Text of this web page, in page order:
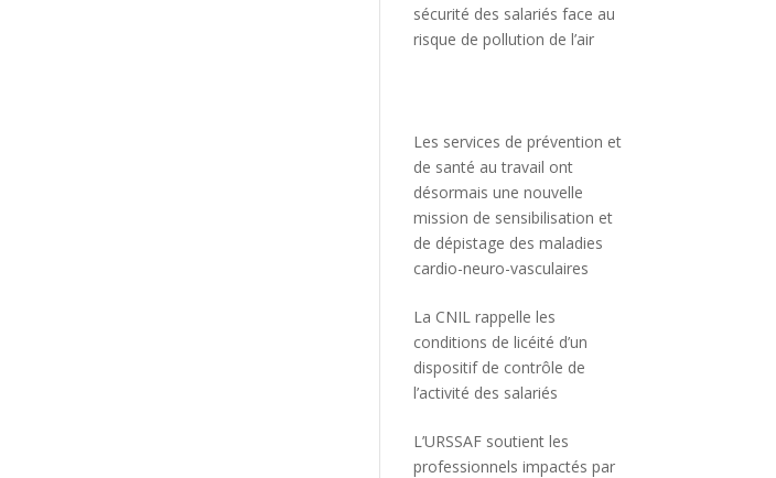
sécurité des salariés face au
risque de pollution de l’air
Les services de prévention et
de santé au travail ont
désormais une nouvelle
mission de sensibilisation et
de dépistage des maladies
cardio-neuro-vasculaires
La CNIL rappelle les
conditions de licéité d’un
dispositif de contrôle de
l’activité des salariés
L’URSSAF soutient les
professionnels impactés par